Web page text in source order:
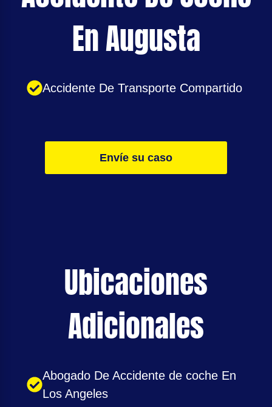
En Augusta
Accidente De Transporte Compartido
Envíe su caso
Ubicaciones
Adicionales
Abogado De Accidente de coche En
Los Angeles